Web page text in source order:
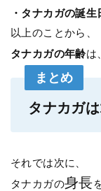
・タナカガの誕生
以上のことから、
タナカガの年齢は、
まとめ
タナカガ
それでは次に、
タナカガの身長